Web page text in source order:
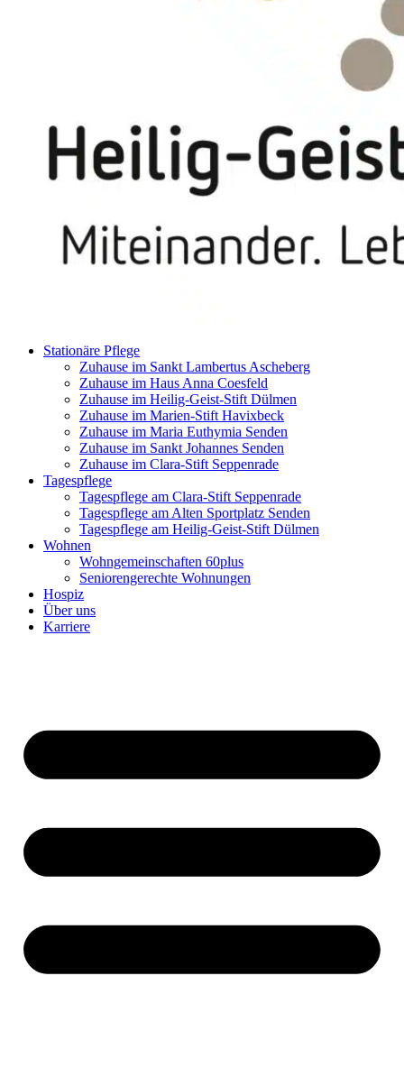
Stationäre Pflege
Zuhause im Sankt Lambertus Ascheberg
Zuhause im Haus Anna Coesfeld
Zuhause im Heilig-Geist-Stift Dülmen
Zuhause im Marien-Stift Havixbeck
Zuhause im Maria Euthymia Senden
Zuhause im Sankt Johannes Senden
Zuhause im Clara-Stift Seppenrade
Tagespflege
Tagespflege am Clara-Stift Seppenrade
Tagespflege am Alten Sportplatz Senden
Tagespflege am Heilig-Geist-Stift Dülmen
Wohnen
Wohngemeinschaften 60plus
Seniorengerechte Wohnungen
Hospiz
Über uns
Karriere